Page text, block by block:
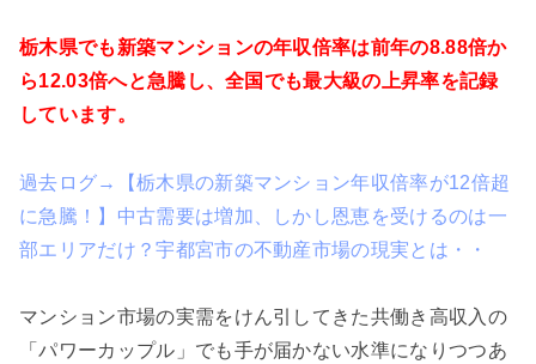
栃木県でも新築マンションの年収倍率は前年の8.88倍か
ら12.03倍へと急騰し、全国でも最大級の上昇率を記録
しています。
過去ログ→【栃木県の新築マンション年収倍率が12倍超
に急騰！】中古需要は増加、しかし恩恵を受けるのは一
部エリアだけ？宇都宮市の不動産市場の現実とは・・
マンション市場の実需をけん引してきた共働き高収入の
「パワーカップル」でも手が届かない水準になりつつあ